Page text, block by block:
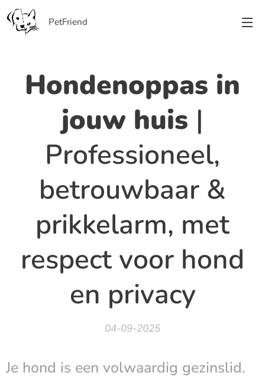
PetFriend
Hondenoppas in
jouw huis |
Professioneel,
betrouwbaar &
prikkelarm, met
respect voor hond
en privacy
04-09-2025
Je hond is een volwaardig gezinslid.